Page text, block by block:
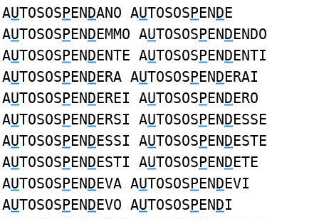
AUTOSOSPENDANO AUTOSOSPENDE
AUTOSOSPENDEMMO AUTOSOSPENDENDO
AUTOSOSPENDENTE AUTOSOSPENDENTI
AUTOSOSPENDERA AUTOSOSPENDERAI
AUTOSOSPENDEREI AUTOSOSPENDERO
AUTOSOSPENDERSI AUTOSOSPENDESSE
AUTOSOSPENDESSI AUTOSOSPENDESTE
AUTOSOSPENDESTI AUTOSOSPENDETE
AUTOSOSPENDEVA AUTOSOSPENDEVI
AUTOSOSPENDEVO AUTOSOSPENDI